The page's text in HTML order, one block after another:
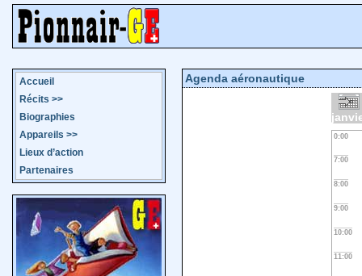
Accueil
Récits >>
Biographies
Appareils >>
Lieux d’action
Partenaires
Agenda aéronautique
0:00
7:00
8:00
9:00
10:00
11:00